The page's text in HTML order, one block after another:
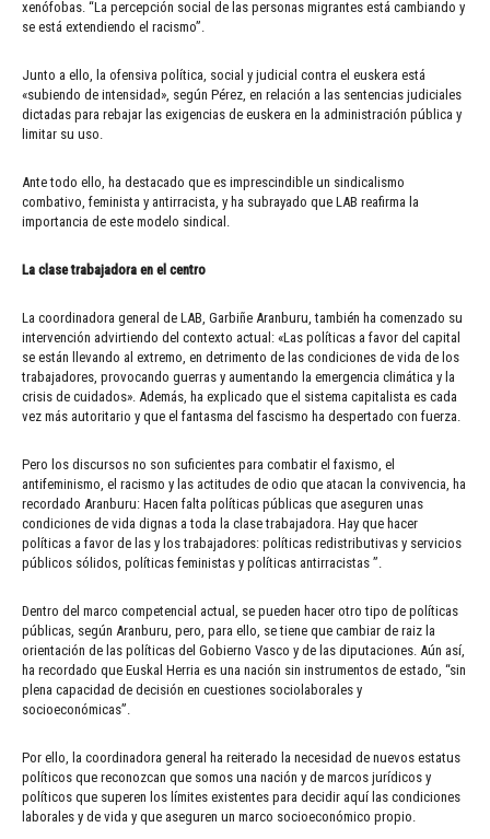
xenófobas. “La percepción social de las personas migrantes está cambiando y
se está extendiendo el racismo”.
Junto a ello, la ofensiva política, social y judicial contra el euskera está
«subiendo de intensidad», según Pérez, en relación a las sentencias judiciales
dictadas para rebajar las exigencias de euskera en la administración pública y
limitar su uso.
Ante todo ello, ha destacado que es imprescindible un sindicalismo
combativo, feminista y antirracista, y ha subrayado que LAB reafirma la
importancia de este modelo sindical.
La clase trabajadora en el centro
La coordinadora general de LAB, Garbiñe Aranburu, también ha comenzado su
intervención advirtiendo del contexto actual: «Las políticas a favor del capital
se están llevando al extremo, en detrimento de las condiciones de vida de los
trabajadores, provocando guerras y aumentando la emergencia climática y la
crisis de cuidados». Además, ha explicado que el sistema capitalista es cada
vez más autoritario y que el fantasma del fascismo ha despertado con fuerza.
Pero los discursos no son suficientes para combatir el faxismo, el
antifeminismo, el racismo y las actitudes de odio que atacan la convivencia, ha
recordado Aranburu: Hacen falta políticas públicas que aseguren unas
condiciones de vida dignas a toda la clase trabajadora. Hay que hacer
políticas a favor de las y los trabajadores: políticas redistributivas y servicios
públicos sólidos, políticas feministas y políticas antirracistas ”.
Dentro del marco competencial actual, se pueden hacer otro tipo de políticas
públicas, según Aranburu, pero, para ello, se tiene que cambiar de raiz la
orientación de las políticas del Gobierno Vasco y de las diputaciones. Aún así,
ha recordado que Euskal Herria es una nación sin instrumentos de estado, “sin
plena capacidad de decisión en cuestiones sociolaborales y
socioeconómicas”.
Por ello, la coordinadora general ha reiterado la necesidad de nuevos estatus
políticos que reconozcan que somos una nación y de marcos jurídicos y
políticos que superen los límites existentes para decidir aquí las condiciones
laborales y de vida y que aseguren un marco socioeconómico propio.